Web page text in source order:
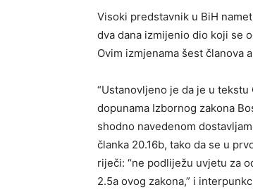
Visoki predstavnik u BiH
dva dana izmijenio dio koji se
Ovim izmjenama šest članova
“Ustanovljeno je da je u
dopunama Izbornog zakona
shodno navedenom
članka 20.16b, tako da se u
riječi: “ne podliježu uvjetu za
2.5a ovog zakona,” i